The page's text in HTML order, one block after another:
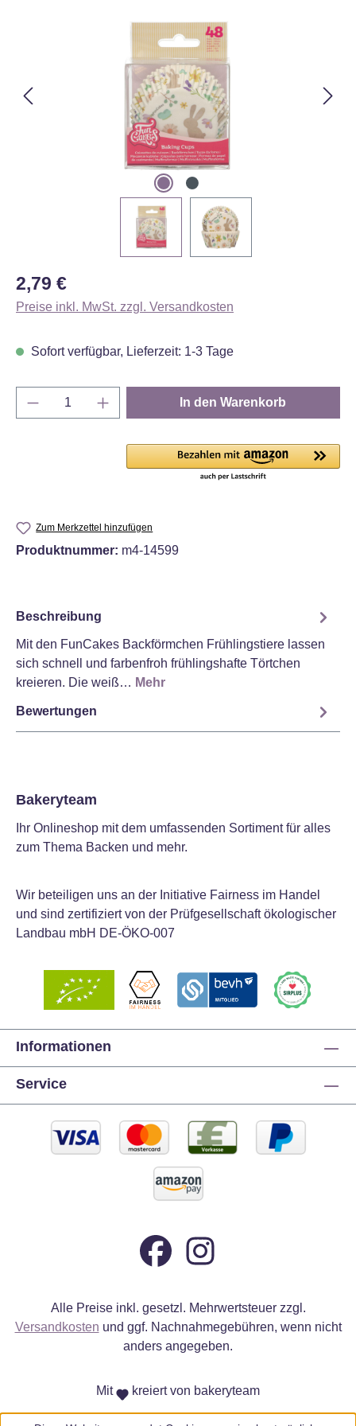
Regulärer Preis:
2,79 €
Preise inkl. MwSt. zzgl. Versandkosten
Sofort verfügbar, Lieferzeit: 1-3 Tage
Produkt Anzahl: Gib den gewünschten
In den Warenkorb
Zum Merkzettel hinzufügen
Produktnummer: m4-14599
Beschreibung
Mit den FunCakes Backförmchen Frühlingstiere lassen
sich schnell und farbenfroh frühlingshafte Törtchen
kreieren. Die weiß… Mehr
Bewertungen
Bakeryteam
Ihr Onlineshop mit dem umfassenden Sortiment für alles
zum Thema Backen und mehr.
Wir beteiligen uns an der Initiative Fairness im Handel
und sind zertifiziert von der Prüfgesellschaft ökologischer
Landbau mbH DE-ÖKO-007
Informationen
Service
Alle Preise inkl. gesetzl. Mehrwertsteuer zzgl.
Versandkosten und ggf. Nachnahmegebühren, wenn nicht
anders angegeben.
Mit kreiert von bakeryteam